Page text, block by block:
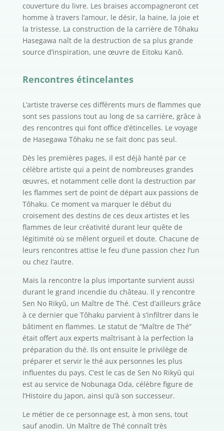
couverture du livre. Les braises accompagneront cet
homme à travers l’amour, le désir, la haine, la joie et
la tristesse. La construction de la carrière de Tôhaku
Hasegawa naît de la destruction de sa plus grande
source d’inspiration, une œuvre de Eitoku Kanô.
Rencontres étincelantes
L’artiste traverse ces différents murs de flammes que
sont ses passions tout au long de sa carrière, grâce à
des rencontres qui font office d’étincelles. Le voyage
de Hasegawa Tôhaku ne se fait donc pas seul.
Dès les premières pages, il est déjà hanté par ce
célèbre artiste qui a peint de nombreuses grandes
œuvres, et notamment celle dont la destruction par
les flammes sert de point de départ aux passions de
Tôhaku. Ce moment va marquer le début du
croisement des destins de ces deux artistes et les
flammes de leur créativité durant leur quête de
légitimité où se mêlent orgueil et doute. Chacune de
leurs rencontres attise le feu d’une passion chez l’un
ou chez l’autre.
Mais la rencontre la plus importante survient aussi
durant le grand incendie du château. Il y rencontre
Sen No Rikyû, un Maître de Thé. C’est d’ailleurs grâce
à ce dernier que Tôhaku parvient à s’infiltrer dans le
bâtiment en flammes. Le statut de “Maître de Thé”
était offert aux experts maîtrisant à la perfection la
préparation du thé. Ils ont ensuite le privilège de
préparer et servir le thé aux personnes les plus
influentes du pays. C’est le cas de Sen No Rikyû qui
est au service de Nobunaga Oda, célèbre figure de
l’Histoire du Japon, ainsi qu’à son successeur.
Le métier de ce personnage est, à mon sens, tout
sauf anodin. Un Maître de Thé connaît très